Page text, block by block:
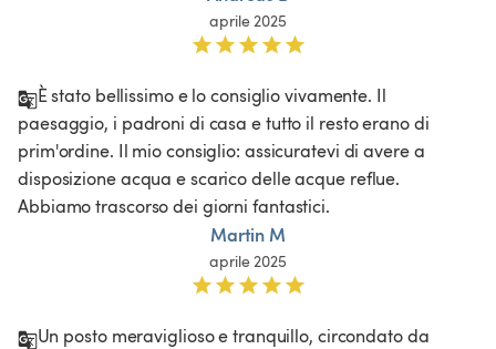
aprile 2025
È stato bellissimo e lo consiglio vivamente. Il
paesaggio, i padroni di casa e tutto il resto erano di
prim'ordine. Il mio consiglio: assicuratevi di avere a
disposizione acqua e scarico delle acque reflue.
Abbiamo trascorso dei giorni fantastici.
Martin M
aprile 2025
Un posto meraviglioso e tranquillo, circondato da